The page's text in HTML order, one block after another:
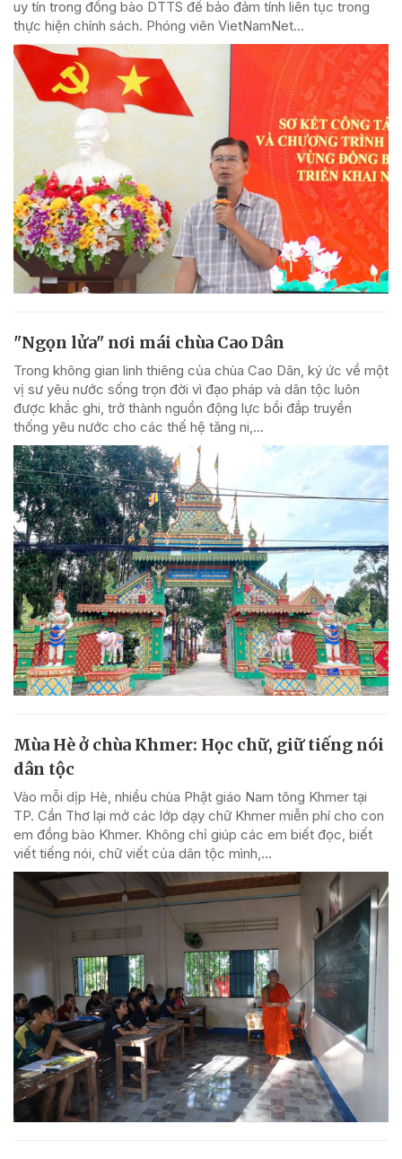
uy tín trong đồng bào DTTS để bảo đảm tính liên tục trong
thực hiện chính sách. Phóng viên VietNamNet...
"Ngọn lửa" nơi mái chùa Cao Dân
Trong không gian linh thiêng của chùa Cao Dân, ký ức về một
vị sư yêu nước sống trọn đời vì đạo pháp và dân tộc luôn
được khắc ghi, trở thành nguồn động lực bồi đắp truyền
thống yêu nước cho các thế hệ tăng ni,...
Mùa Hè ở chùa Khmer: Học chữ, giữ tiếng nói
dân tộc
Vào mỗi dịp Hè, nhiều chùa Phật giáo Nam tông Khmer tại
TP. Cần Thơ lại mở các lớp dạy chữ Khmer miễn phí cho con
em đồng bào Khmer. Không chỉ giúp các em biết đọc, biết
viết tiếng nói, chữ viết của dân tộc mình,...